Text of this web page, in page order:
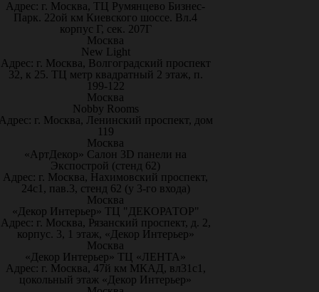
Адрес: г. Москва, ТЦ Румянцево Бизнес-
Парк. 22ой км Киевского шоссе. Вл.4
корпус Г, сек. 207Г
Москва
New Light
Адрес: г. Москва, Волгоградский проспект
32, к 25. ТЦ метр квадратный 2 этаж, п.
199-122
Москва
Nobby Rooms
г. Москва, Ленинский проспект, дом
119
Москва
«АртДекор» Салон 3D панели на
Экспострой (стенд 62)
Адрес: г. Москва, Нахимовский проспект,
24с1, пав.3, стенд 62 (у 3-го входа)
Москва
«Декор Интерьер» ТЦ "ДЕКОРАТОР"
Адрес: г. Москва, Рязанский проспект, д. 2,
корпус. 3, 1 этаж, «Декор Интерьер»
Москва
«Декор Интерьер» ТЦ «ЛЕНТА»
Адрес: г. Москва, 47й км МКАД, вл31с1,
цокольный этаж «Декор Интерьер»